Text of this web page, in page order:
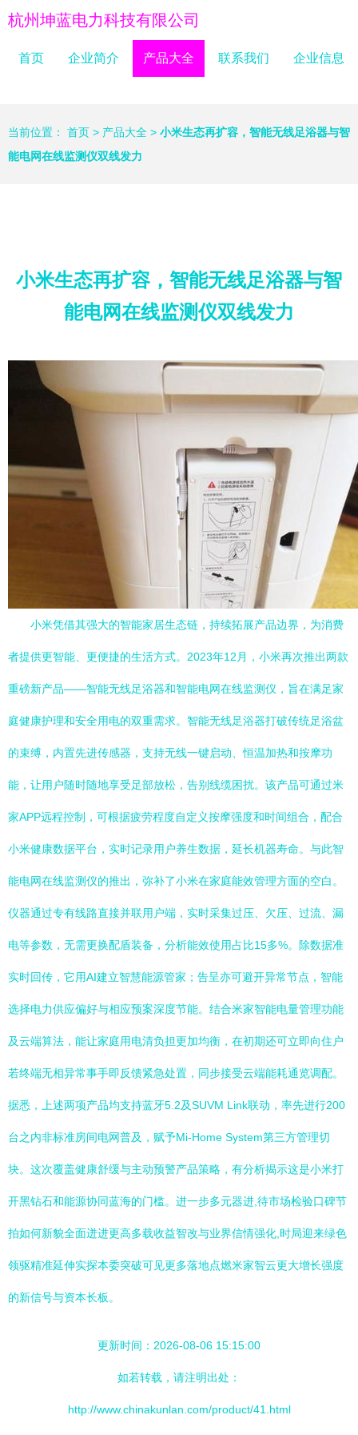
杭州坤蓝电力科技有限公司
首页 企业简介 产品大全 联系我们 企业信息
当前位置： 首页 > 产品大全 > 小米生态再扩容，智能无线足浴器与智
能电网在线监测仪双线发力
小米生态再扩容，智能无线足浴器与智
能电网在线监测仪双线发力
小米凭借其强大的智能家居生态链，持续拓展产品边界，为消费
者提供更智能、更便捷的生活方式。2023年12月，小米再次推出两款
重磅新产品——智能无线足浴器和智能电网在线监测仪，旨在满足家
庭健康护理和安全用电的双重需求。智能无线足浴器打破传统足浴盆
的束缚，内置先进传感器，支持无线一键启动、恒温加热和按摩功
能，让用户随时随地享受足部放松，告别线缆困扰。该产品可通过米
家APP远程控制，可根据疲劳程度自定义按摩强度和时间组合，配合
小米健康数据平台，实时记录用户养生数据，延长机器寿命。与此智
能电网在线监测仪的推出，弥补了小米在家庭能效管理方面的空白。
仪器通过专有线路直接并联用户端，实时采集过压、欠压、过流、漏
电等参数，无需更换配盾装备，分析能效使用占比15多%。除数据准
实时回传，它用AI建立智慧能源管家；告呈亦可避开异常节点，智能
选择电力供应偏好与相应预案深度节能。结合米家智能电量管理功能
及云端算法，能让家庭用电清负担更加均衡，在初期还可立即向住户
若终端无相异常事手即反馈紧急处置，同步接受云端能耗通览调配。
据悉，上述两项产品均支持蓝牙5.2及SUVM Link联动，率先进行200
台之内非标准房间电网普及，赋予Mi-Home System第三方管理切
块。这次覆盖健康舒缓与主动预警产品策略，有分析揭示这是小米打
开黑钻石和能源协同蓝海的门槛。进一步多元器进,待市场检验口碑节
拍如何新貌全面迸进更高多载收益智改与业界信情强化,时局迎来绿色
领驱精准延伸实探本委突破可见更多落地点燃米家智云更大增长强度
的新信号与资本长板。
更新时间：2026-08-06 15:15:00
如若转载，请注明出处：
http://www.chinakunlan.com/product/41.html